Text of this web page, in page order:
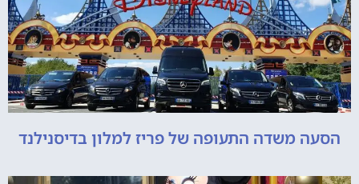
הסעה משדה התעופה של פריז למלון בדיסנילנד